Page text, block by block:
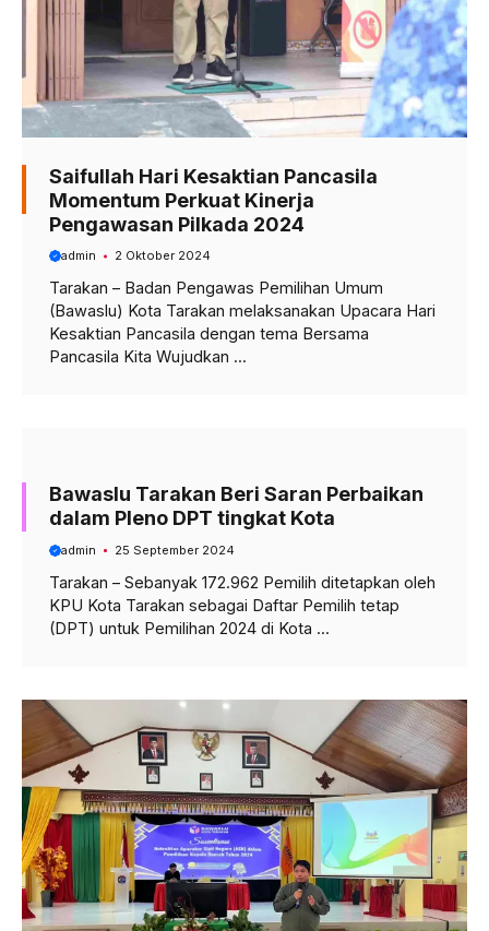
Saifullah Hari Kesaktian Pancasila
Momentum Perkuat Kinerja
Pengawasan Pilkada 2024
admin 2 Oktober 2024
Tarakan – Badan Pengawas Pemilihan Umum
(Bawaslu) Kota Tarakan melaksanakan Upacara Hari
Kesaktian Pancasila dengan tema Bersama
Pancasila Kita Wujudkan ...
Bawaslu Tarakan Beri Saran Perbaikan
dalam Pleno DPT tingkat Kota
admin 25 September 2024
Tarakan – Sebanyak 172.962 Pemilih ditetapkan oleh
KPU Kota Tarakan sebagai Daftar Pemilih tetap
(DPT) untuk Pemilihan 2024 di Kota ...